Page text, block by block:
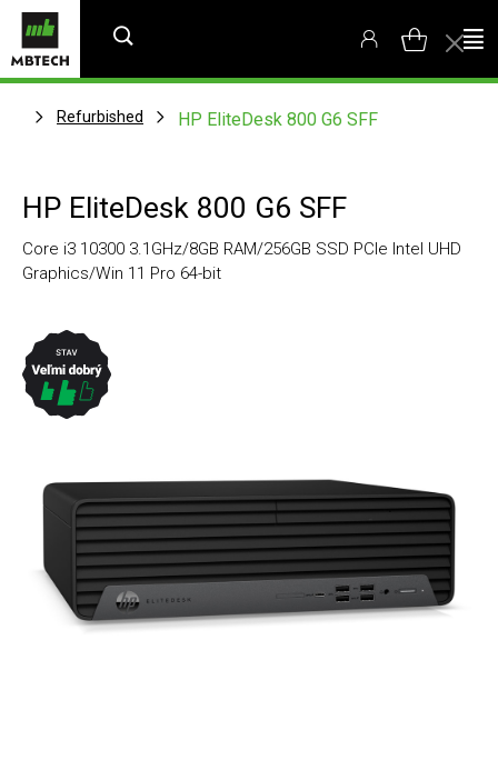
Refurbished HP EliteDesk 800 G6 SFF
HP EliteDesk 800 G6 SFF
Core i3 10300 3.1GHz/8GB RAM/256GB SSD PCIe Intel UHD
Graphics/Win 11 Pro 64-bit